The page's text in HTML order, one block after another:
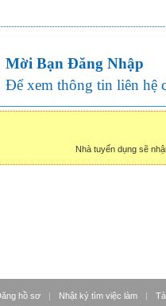
Mời Bạn Đăng Nhập
Để xem thông tin liên hệ
Nhà tuyển dụng sẽ
hồ sơ | Nhật ký tìm việc làm |